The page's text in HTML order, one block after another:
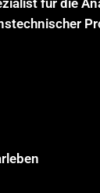
für die